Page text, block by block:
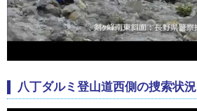
八丁ダルミ登山道西側の捜索状況